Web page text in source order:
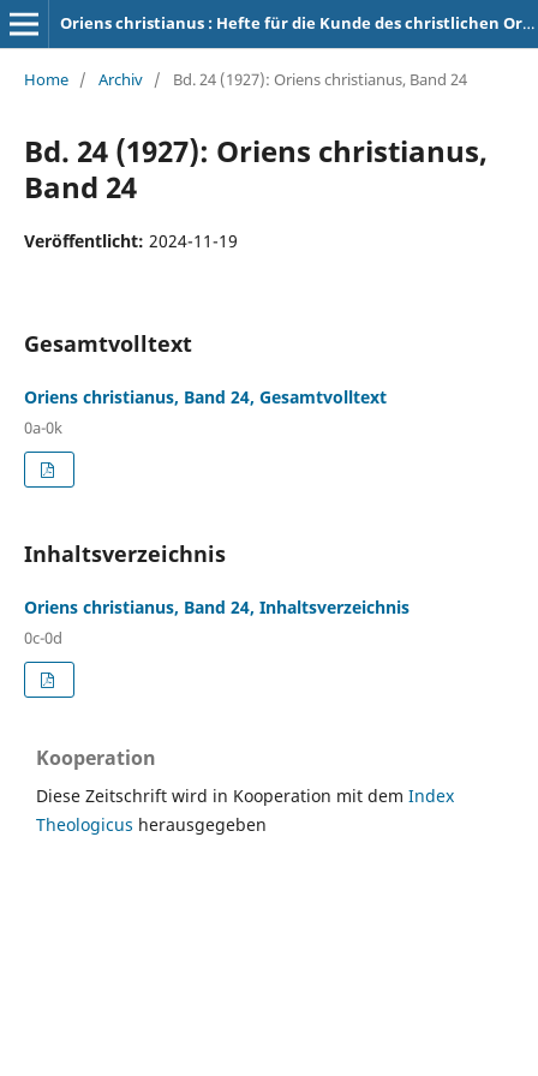
Oriens christianus : Hefte für die Kunde des christlichen Orients
Home / Archiv / Bd. 24 (1927): Oriens christianus, Band 24
Bd. 24 (1927): Oriens christianus,
Band 24
Veröffentlicht: 2024-11-19
Gesamtvolltext
Oriens christianus, Band 24, Gesamtvolltext
0a-0k
Inhaltsverzeichnis
Oriens christianus, Band 24, Inhaltsverzeichnis
0c-0d
Kooperation
Diese Zeitschrift wird in Kooperation mit dem Index
Theologicus herausgegeben